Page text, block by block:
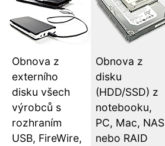
Obnova z
externího
disku všech
výrobců s
rozhraním
USB, FireWire,
Obnova z
disku
(HDD/SSD) z
notebooku,
PC, Mac, NAS
nebo RAID